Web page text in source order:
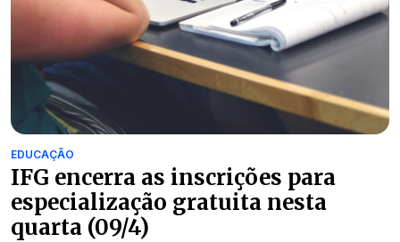
EDUCAÇÃO
IFG encerra as inscrições para
especialização gratuita nesta
quarta (09/4)